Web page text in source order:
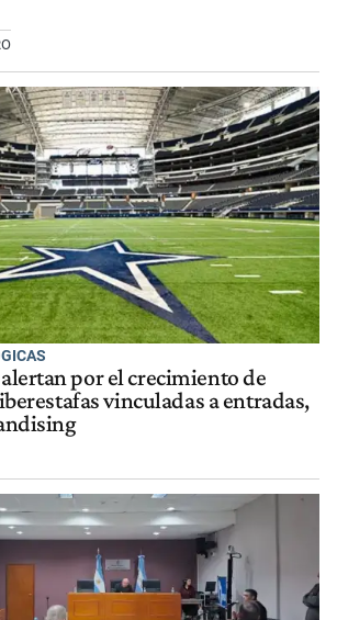
por el crecimiento de
vinculadas a entradas,